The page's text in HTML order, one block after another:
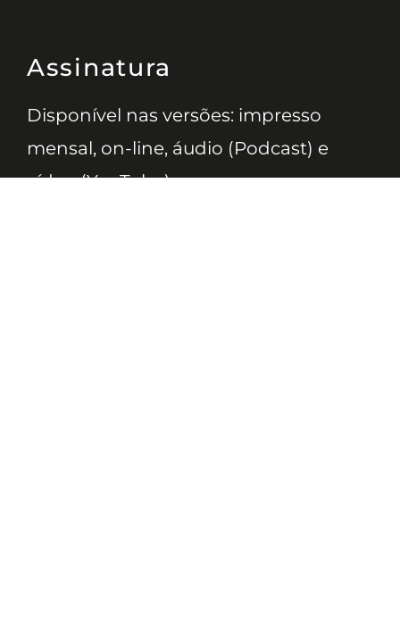
Assinatura
Disponível nas versões: impresso
mensal, on-line, áudio (Podcast) e
vídeo (YouTube).